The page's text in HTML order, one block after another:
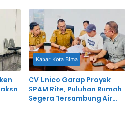
Teknis
Kabar Kota Bima
CV Unico Garap Proyek
SPAM Rite, Puluhan Rumah
Segera Tersambung Air